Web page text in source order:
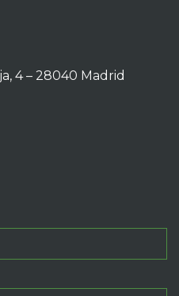
4 – 28040 Madrid